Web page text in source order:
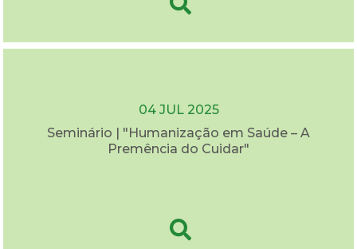
04 JUL 2025
Seminário | "Humanização em Saúde – A
Premência do Cuidar"